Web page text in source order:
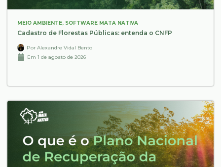
MEIO AMBIENTE, SOFTWARE MATA NATIVA
Cadastro de Florestas Públicas: entenda o CNFP
Por Alexandre Vidal Bento
Em 1 de agosto de 2026